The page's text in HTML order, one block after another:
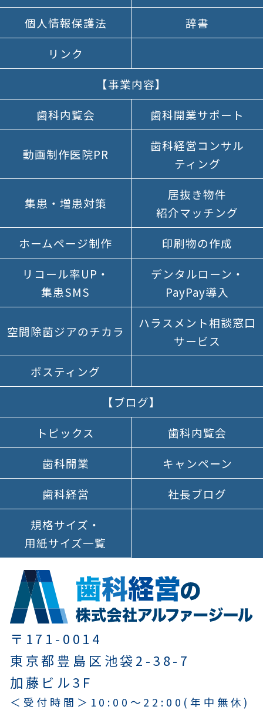
個人情報保護法
辞書
リンク
【事業内容】
歯科内覧会
歯科開業サポート
動画制作医院PR
歯科経営コンサル
ティング
集患・増患対策
居抜き物件
紹介マッチング
ホームページ制作
印刷物の作成
リコール率UP ・
集患SMS
デンタルローン ・
PayPay導入
空間除菌ジアのチカラ
ハラスメント相談窓口
サービス
ポスティング
【ブログ】
トピックス
歯科内覧会
歯科開業
キャンペーン
歯科経営
社長ブログ
規格サイズ ・
用紙サイズ一覧
〒171-0014
東京都豊島区池袋2-38-7
加藤ビル3F
＜受付時間＞ 10:00～22:00 (年中無休)